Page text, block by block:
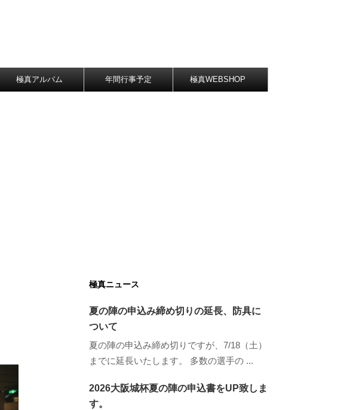
極真アルバム 年間行事予定 極真WEBSHOP
極真ニュース
夏の陣の申込み締め切りの延長、防具に
ついて
夏の陣の申込み締め切りですが、7/18（土）
までに延長いたします。 多数の選手の ...
2026大阪城杯夏の陣の申込書をUP致しま
す。